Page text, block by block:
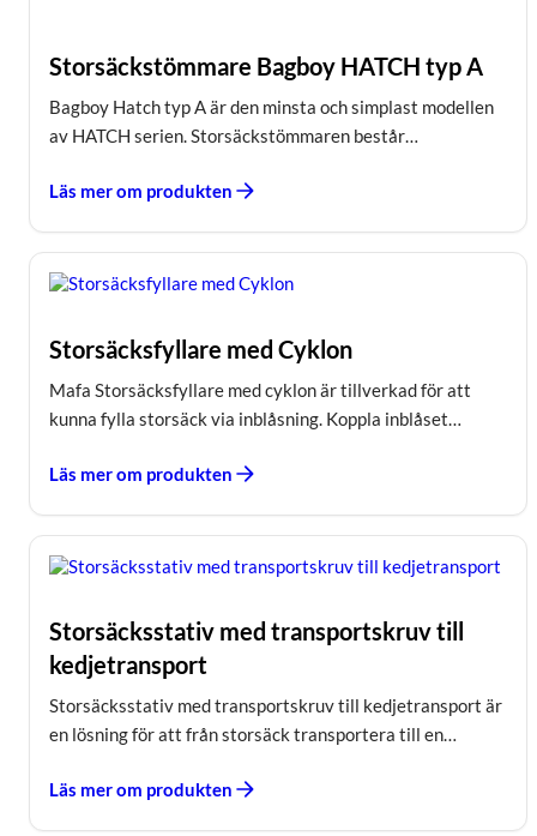
Storsäckstömmare Bagboy HATCH typ A
Bagboy Hatch typ A är den minsta och simplast modellen
av HATCH serien. Storsäckstömmaren består…
Läs mer om produkten
Storsäcksfyllare med Cyklon
Mafa Storsäcksfyllare med cyklon är tillverkad för att
kunna fylla storsäck via inblåsning. Koppla inblåset…
Läs mer om produkten
Storsäcksstativ med transportskruv till
kedjetransport
Storsäcksstativ med transportskruv till kedjetransport är
en lösning för att från storsäck transportera till en…
Läs mer om produkten